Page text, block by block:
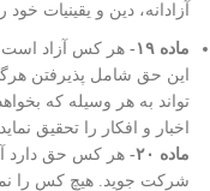
آزادانه، دین و یقینیات خود
ماده ۱۹-
هر کس آزاد است
این حق شامل پذیرفتن
تواند به هر وسیله که
اخبار و افکار را تحقیق
ماده ۲۰-
هر کس حق دارد
شرکت جوید. هیچ کس را